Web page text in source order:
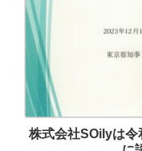
株式会社SOilyは令